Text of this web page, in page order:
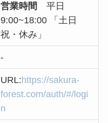
ニューZの解約まと
め！電話が繋がらな
い時の裏ワザ
解約できない？バロ
ニーを電話から解約
する方法を完全攻略
営業時間
平日
9:00~18:00 「土日
祝・休み」
-
URL:https://sakura-
forest.com/auth/#/logi
n